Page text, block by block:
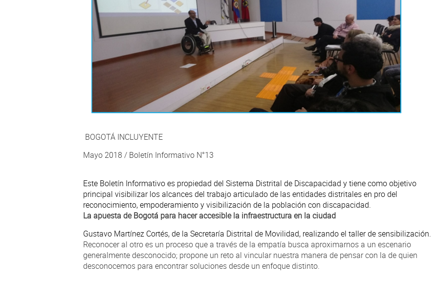
BOGOTÁ INCLUYENTE
Mayo 2018 / Boletín Informativo N°13
Este Boletín Informativo es propiedad del Sistema Distrital de Discapacidad y tiene como objetivo
principal visibilizar los alcances del trabajo articulado de las entidades distritales en pro del
reconocimiento, empoderamiento y visibilización de la población con discapacidad.
La apuesta de Bogotá para hacer accesible la infraestructura en la ciudad
Gustavo Martínez Cortés, de la Secretaría Distrital de Movilidad, realizando el taller de sensibilización.
Reconocer al otro es un proceso que a través de la empatía busca aproximarnos a un escenario
generalmente desconocido; propone un reto al vincular nuestra manera de pensar con la de quien
desconocemos para encontrar soluciones desde un enfoque distinto.